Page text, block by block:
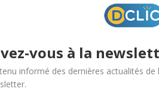
vous à la
informé des dernières actualités